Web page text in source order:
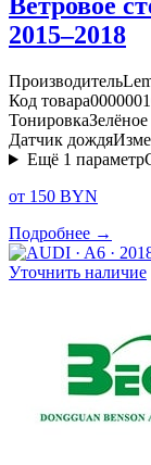
Ветровое
2015–2018
Производитель
Код товара
ТонировкаЗелёное
Датчик дождя
Ещё 1 параметр
от 150 BYN
Подробнее →
Уточнить наличие